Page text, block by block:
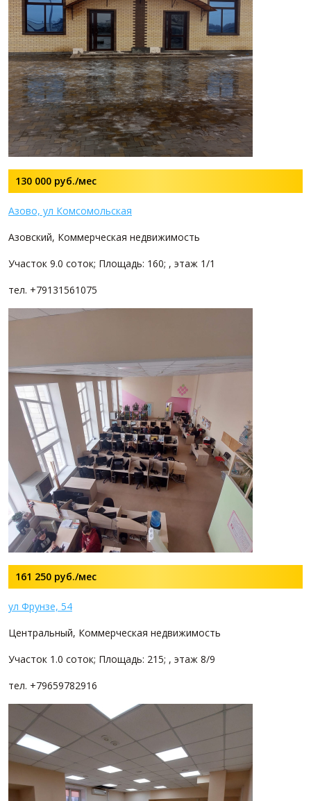
130 000 руб./мес
Азово, ул Комсомольская
Азовский, Коммерческая недвижимость
Участок 9.0 соток; Площадь: 160; , этаж 1/1
тел. +79131561075
161 250 руб./мес
ул Фрунзе, 54
Центральный, Коммерческая недвижимость
Участок 1.0 соток; Площадь: 215; , этаж 8/9
тел. +79659782916